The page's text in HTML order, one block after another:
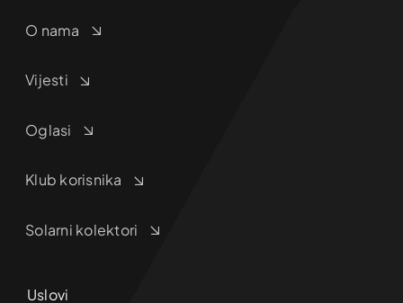
O nama
Vijesti
Oglasi
Klub korisnika
Solarni kolektori
Uslovi